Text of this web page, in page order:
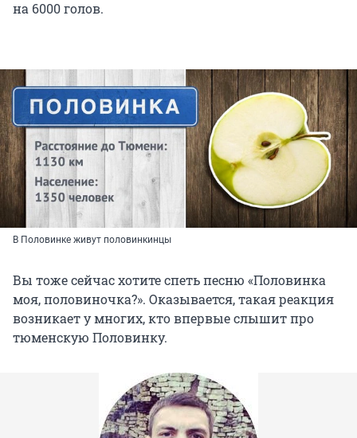
на 6000 голов.
В Половинке живут половинкинцы
Вы тоже сейчас хотите спеть песню «Половинка
моя, половиночка?». Оказывается, такая реакция
возникает у многих, кто впервые слышит про
тюменскую Половинку.